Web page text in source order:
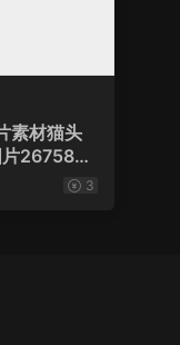
素材猫头
26758下
3